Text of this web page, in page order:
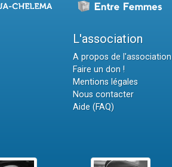
L'association
A propos de l'association
Faire un don !
Mentions légales
Nous contacter
Aide (FAQ)